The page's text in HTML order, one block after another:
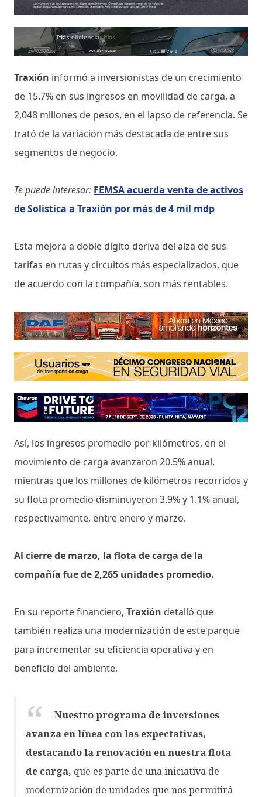
Traxión informó a inversionistas de un crecimiento
de 15.7% en sus ingresos en movilidad de carga, a
2,048 millones de pesos, en el lapso de referencia. Se
trató de la variación más destacada de entre sus
segmentos de negocio.
Te puede interesar: FEMSA acuerda venta de activos
de Solistica a Traxión por más de 4 mil mdp
Esta mejora a doble dígito deriva del alza de sus
tarifas en rutas y circuitos más especializados, que
de acuerdo con la compañía, son más rentables.
Así, los ingresos promedio por kilómetros, en el
movimiento de carga avanzaron 20.5% anual,
mientras que los millones de kilómetros recorridos y
su flota promedio disminuyeron 3.9% y 1.1% anual,
respectivamente, entre enero y marzo.
Al cierre de marzo, la flota de carga de la
compañía fue de 2,265 unidades promedio.
En su reporte financiero, Traxión detalló que
también realiza una modernización de este parque
para incrementar su eficiencia operativa y en
beneficio del ambiente.
Nuestro programa de inversiones
avanza en línea con las expectativas,
destacando la renovación en nuestra flota
de carga, que es parte de una iniciativa de
modernización de unidades que nos permitirá